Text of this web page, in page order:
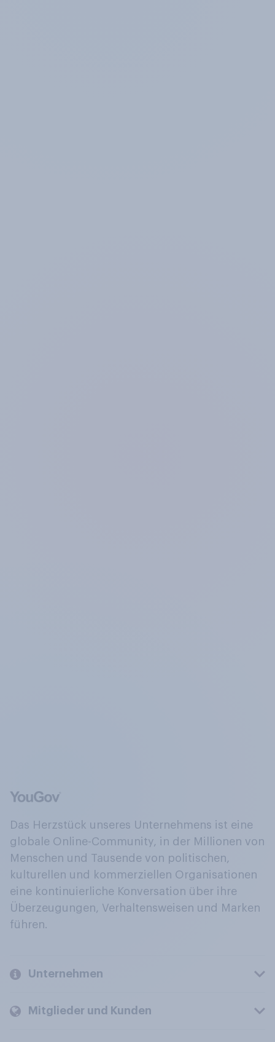
Das Herzstück unseres Unternehmens ist eine
globale Online-Community, in der Millionen von
Menschen und Tausende von politischen,
kulturellen und kommerziellen Organisationen
eine kontinuierliche Konversation über ihre
Überzeugungen, Verhaltensweisen und Marken
führen.
Unternehmen
Mitglieder und Kunden